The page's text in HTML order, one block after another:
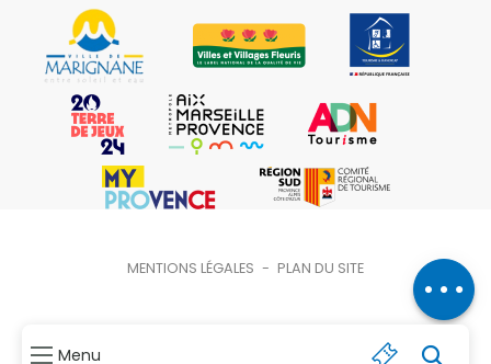
Menu
Description
MENTIONS LÉGALES - PLAN DU SITE